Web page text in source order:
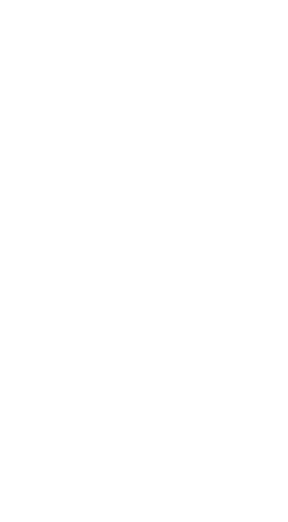
ようこそ。下は「学